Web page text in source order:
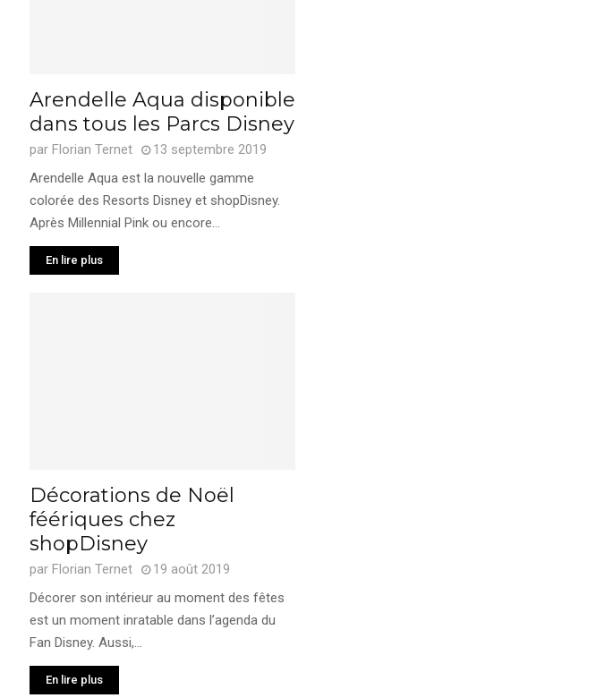
Arendelle Aqua disponible
dans tous les Parcs Disney
par Florian Ternet
13 septembre 2019
Arendelle Aqua est la nouvelle gamme
colorée des Resorts Disney et shopDisney.
Après Millennial Pink ou encore...
En lire plus
Décorations de Noël
féériques chez
shopDisney
par Florian Ternet
19 août 2019
Décorer son intérieur au moment des fêtes
est un moment inratable dans l’agenda du
Fan Disney. Aussi,...
En lire plus